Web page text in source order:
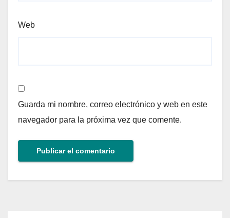
Web
Guarda mi nombre, correo electrónico y web en este
navegador para la próxima vez que comente.